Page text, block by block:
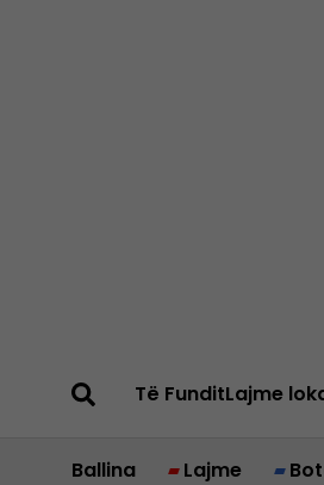
Të FunditLajme
Ballina Lajme